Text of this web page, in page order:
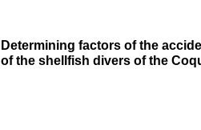
Determining factors of the
of the shellfish divers of the